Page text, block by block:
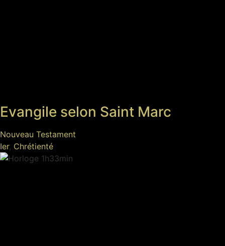
Evangile selon Saint Marc
Nouveau Testament
Ier, Chrétienté
1h33min